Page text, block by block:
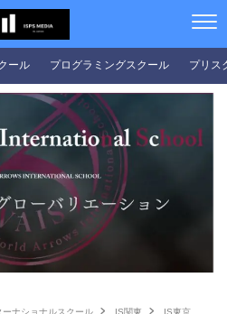
ール プログラミングスクール プリス
ーナショナルスクール IS関東
IS東京